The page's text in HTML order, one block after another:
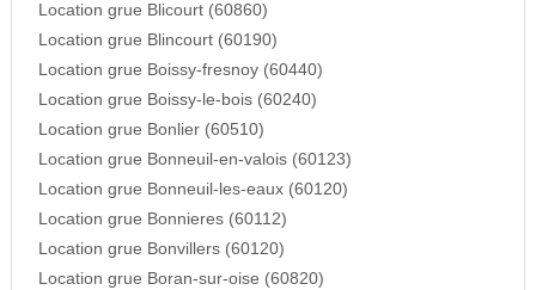
Location grue Blicourt (60860)
Location grue Blincourt (60190)
Location grue Boissy-fresnoy (60440)
Location grue Boissy-le-bois (60240)
Location grue Bonlier (60510)
Location grue Bonneuil-en-valois (60123)
Location grue Bonneuil-les-eaux (60120)
Location grue Bonnieres (60112)
Location grue Bonvillers (60120)
Location grue Boran-sur-oise (60820)